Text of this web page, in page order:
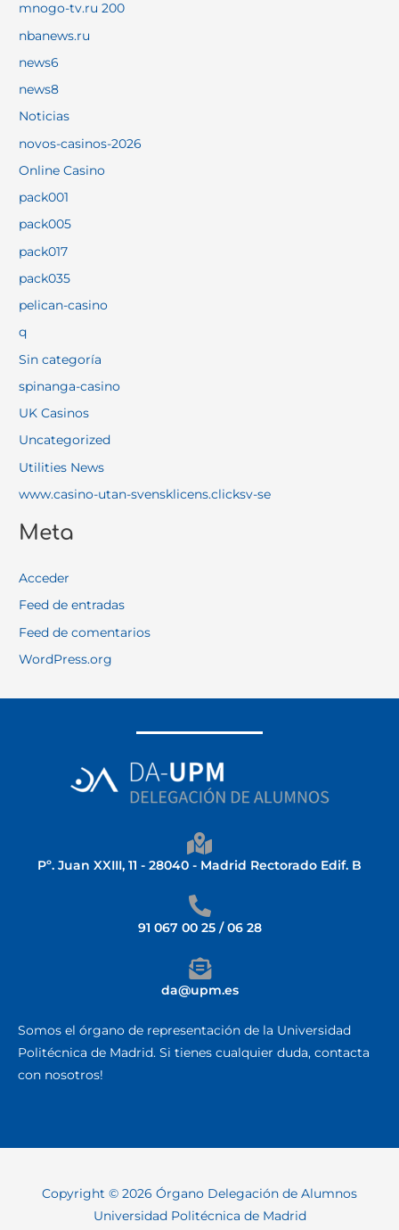
mnogo-tv.ru 200
nbanews.ru
news6
news8
Noticias
novos-casinos-2026
Online Casino
pack001
pack005
pack017
pack035
pelican-casino
q
Sin categoría
spinanga-casino
UK Casinos
Uncategorized
Utilities News
www.casino-utan-svensklicens.clicksv-se
Meta
Acceder
Feed de entradas
Feed de comentarios
WordPress.org
Pº. Juan XXIII, 11 - 28040 - Madrid Rectorado Edif. B
91 067 00 25 / 06 28
da@upm.es
Somos el órgano de representación de la Universidad
Politécnica de Madrid. Si tienes cualquier duda, contacta
con nosotros!
Copyright © 2026 Órgano Delegación de Alumnos
Universidad Politécnica de Madrid